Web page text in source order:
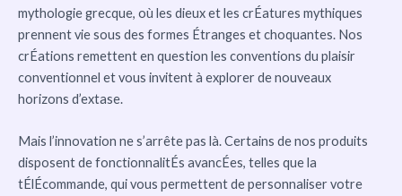
mythologie grecque, où les dieux et les crÉatures mythiques
prennent vie sous des formes Étranges et choquantes. Nos
crÉations remettent en question les conventions du plaisir
conventionnel et vous invitent à explorer de nouveaux
horizons d’extase.
Mais l’innovation ne s’arrête pas là. Certains de nos produits
disposent de fonctionnalitÉs avancÉes, telles que la
tÉlÉcommande, qui vous permettent de personnaliser votre